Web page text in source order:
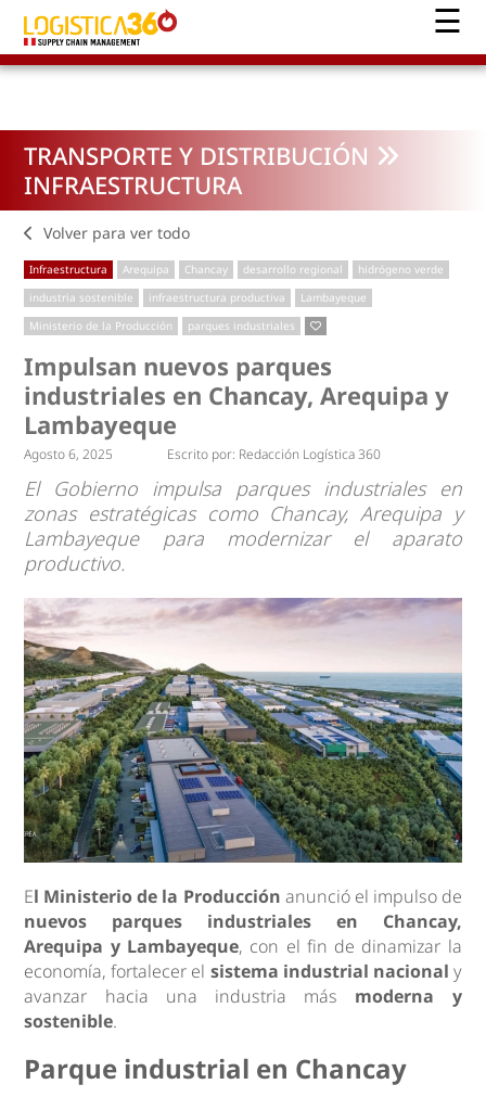
TRANSPORTE Y DISTRIBUCIÓN
INFRAESTRUCTURA
Volver para ver todo
Infraestructura Arequipa Chancay desarrollo regional
hidrógeno verde
industria sostenible
infraestructura productiva
Lambayeque
Ministerio de la Producción
parques industriales
Impulsan nuevos parques
industriales en Chancay, Arequipa y
Lambayeque
Agosto 6, 2025 Escrito por: Redacción Logística 360
El Gobierno impulsa parques industriales en
zonas estratégicas como Chancay, Arequipa y
Lambayeque para modernizar el aparato
productivo.
El Ministerio de la Producción anunció el impulso de
nuevos parques industriales en Chancay,
Arequipa y Lambayeque, con el fin de dinamizar la
economía, fortalecer el sistema industrial nacional y
avanzar hacia una industria más moderna y
sostenible.
Parque industrial en Chancay